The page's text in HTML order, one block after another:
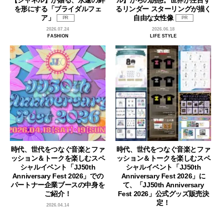
を形にする「ブライダルフェ
ア」
PR
2026.07.24
FASHION
るリンダー スターリングが描く
自由な女性像
PR
2026.06.18
LIFE STYLE
時代、世代をつなぐ音楽とファ
ッション＆トークを楽しむスペ
シャルイベント「JJ50th
Anniversary Fest 2026」での
パートナー企業ブースの中身を
ご紹介！
2026.04.14
時代、世代をつなぐ音楽とファ
ッション＆トークを楽しむスペ
シャルイベント「JJ50th
Anniversary Fest 2026」に
て、「JJ50th Anniversary
Fest 2026」公式グッズ販売決
定！